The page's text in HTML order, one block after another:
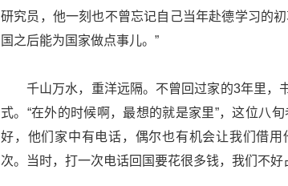
研究员，他一刻也不曾忘记自己当年赴德学习的
国之后能为国家做点事儿。”
千山万水，重洋远隔。不曾回过家的3年里，
式。“在外的时候啊，最想的就是家里”，这位八
好，他们家中有电话，偶尔也有机会让我们借
次。当时，打一次电话回国要花很多钱，我们不